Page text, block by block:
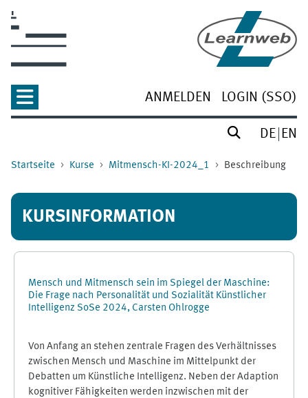
ANMELDEN LOGIN (SSO)
DE EN
Startseite Kurse Mitmensch-KI-2024_1 Beschreibung
KURSINFORMATION
Mensch und Mitmensch sein im Spiegel der Maschine:
Die Frage nach Personalität und Sozialität Künstlicher
Intelligenz SoSe 2024, Carsten Ohlrogge
Von Anfang an stehen zentrale Fragen des Verhältnisses
zwischen Mensch und Maschine im Mittelpunkt der
Debatten um Künstliche Intelligenz. Neben der Adaption
kognitiver Fähigkeiten werden inzwischen mit der